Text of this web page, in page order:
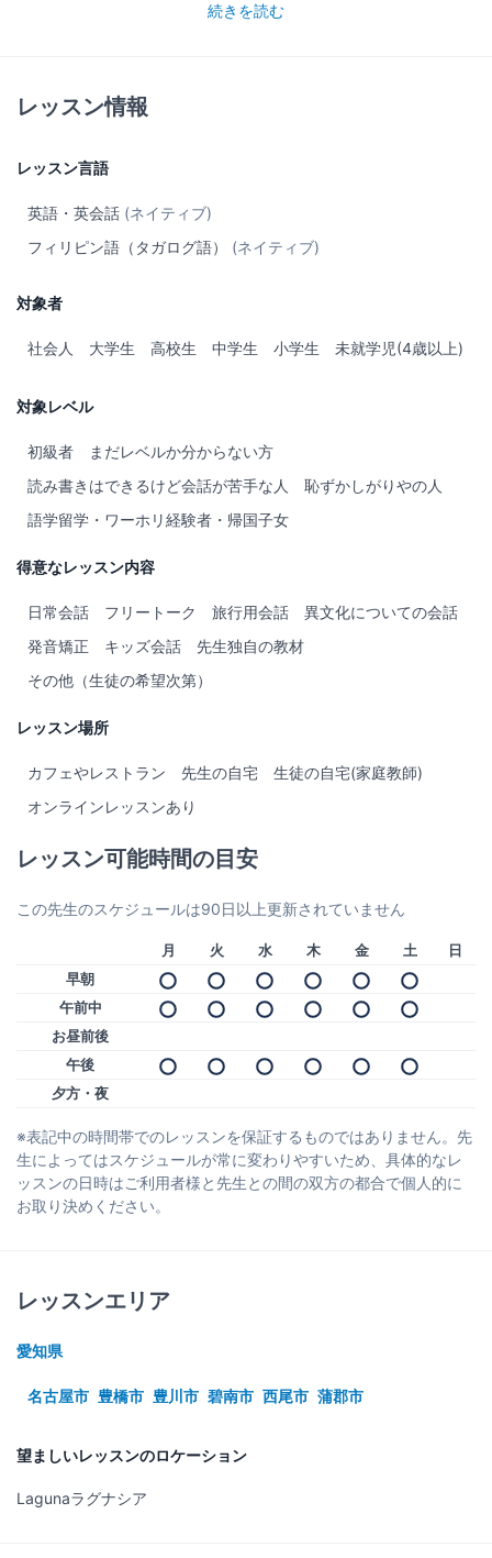
Hello! Welcome to my profile.
to different age level of students.
If you are interested in studying with me, I am available to
can be reached at the email provided and will be delighted to
class!
続きを読む
レッスン情報
レッスン言語
英語・英会話 (ネイティブ)
フィリピン語（タガログ語）
(ネイティブ)
対象者
社会人 大学生 高校生 中学生 小学生 未就学児(4歳以上)
対象レベル
初級者
まだレベルか分からない方
読み書きはできるけど会話が苦手な人
恥ずかしがりやの人
語学留学・ワーホリ経験者・帰国子女
得意なレッスン内容
日常会話 フリートーク 旅行用会話
異文化についての会話
発音矯正
キッズ会話
先生独自の教材
その他（生徒の希望次第）
レッスン場所
カフェやレストラン 先生の自宅
生徒の自宅(家庭教師)
オンラインレッスンあり
レッスン可能時間の目安
この先生のスケジュールは90日以上更新されていません
月 火 水 木 金 土
日
早朝
午前中
お昼前後
午後
夕方・夜
※表記中の時間帯でのレッスンを保証するものではありません。先
生によってはスケジュールが常に変わりやすいため、具体的なレ
ッスンの日時はご利用者様と先生との間の双方の都合で個人的に
お取り決めください。
レッスンエリア
愛知県
名古屋市 豊橋市 豊川市 碧南市 西尾市 蒲郡市
望ましいレッスンのロケーション
Lagunaラグナシア